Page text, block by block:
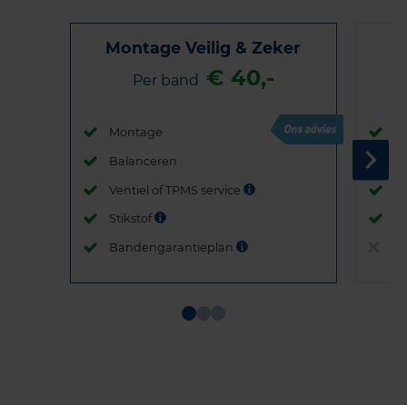
Montage Veilig & Zeker
Per band € 40,-
Montage
Balanceren
Ventiel of TPMS service
Stikstof
Bandengarantieplan